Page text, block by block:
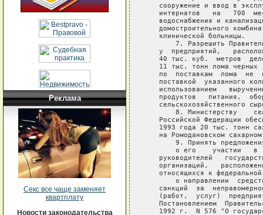
Реклама
Секс все чаще заменяет
квартплату
Новости законодательства
сооружение и ввод в
интернатов   на   700
водоснабжения и
домостроительного
   клинической больницы.
7. Разрешить
у  предприятий,
40 тыс. куб.  метров
11 тыс. тонн лома черных
по  поставкам  лома  не
поставкой  указанного
использованием
продуктов   питания,
сельскохозяйственного
8. Министерству
Российской Федерации
1993 года 20 тыс. тонн
на Ромодановском
9. Принять
о его    участии   в
руководителей
организаций,
относящихся к
о направлении
санкций  за
(работ,  услуг)
Постановлением
1992 г.  N 576 "О